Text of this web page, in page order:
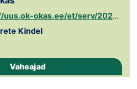
et/serv/2020-a-voistlused/paeevakud-2020/?cms_action=manage
Kindel
Vaheajad